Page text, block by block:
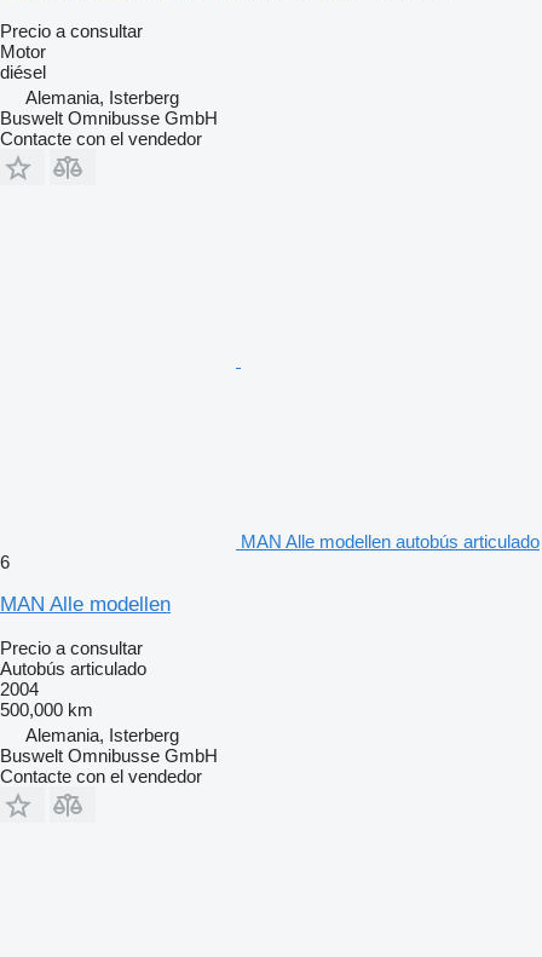
Precio a consultar
Motor
diésel
Alemania, Isterberg
Buswelt Omnibusse GmbH
Contacte con el vendedor
MAN Alle modellen autobús articulado
6
MAN Alle modellen
Precio a consultar
Autobús articulado
2004
500,000 km
Alemania, Isterberg
Buswelt Omnibusse GmbH
Contacte con el vendedor